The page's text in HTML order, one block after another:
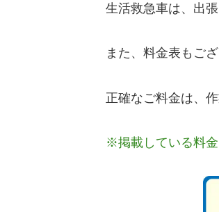
生活救急車は、出
また、料金表もご
正確なご料金は、
※掲載している料金